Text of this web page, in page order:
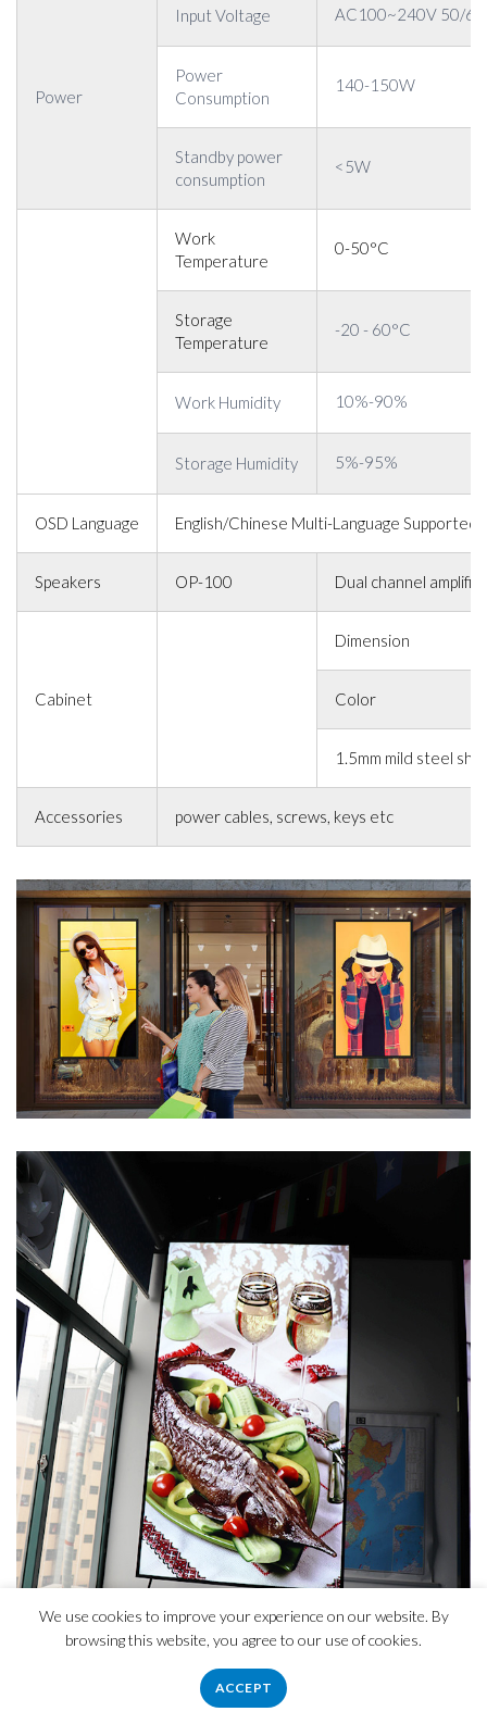
Power
Input Voltage AC100~240V 50/60
Power
Consumption
140-150W
Standby power
consumption
<5W
Work
Temperature
0-50°C
Storage
Temperature
-20 - 60°C
Work Humidity 10%-90%
Storage Humidity 5%-95%
OSD Language English/Chinese Multi-Language Supported
Speakers OP-100 Dual channel
Cabinet
Dimension
Color
1.5mm mild steel
Accessories power cables, screws, keys etc
We use cookies to improve your experience on our website. By
browsing this website, you agree to our use of cookies.
ACCEPT